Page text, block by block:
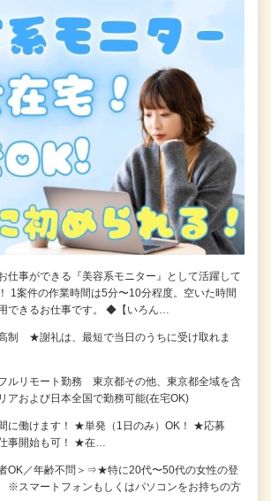
仕事ができる『美容系モニター』として活躍して
1案件の作業時間は5分〜10分程度。空いた時間
できるお仕事です。 ◆【いろん…
制 ★謝礼は、最短で当日のうちに受け取れま
ルリモート勤務 東京都その他、東京都全域を含
アおよび日本全国で勤務可能(在宅OK)
に働けます！ ★単発（1日のみ）OK！ ★応募
事開始も可！ ★在…
OK／年齢不問＞⇒★特に20代〜50代の女性の登
スマートフォンもしくはパソコンをお持ちの方